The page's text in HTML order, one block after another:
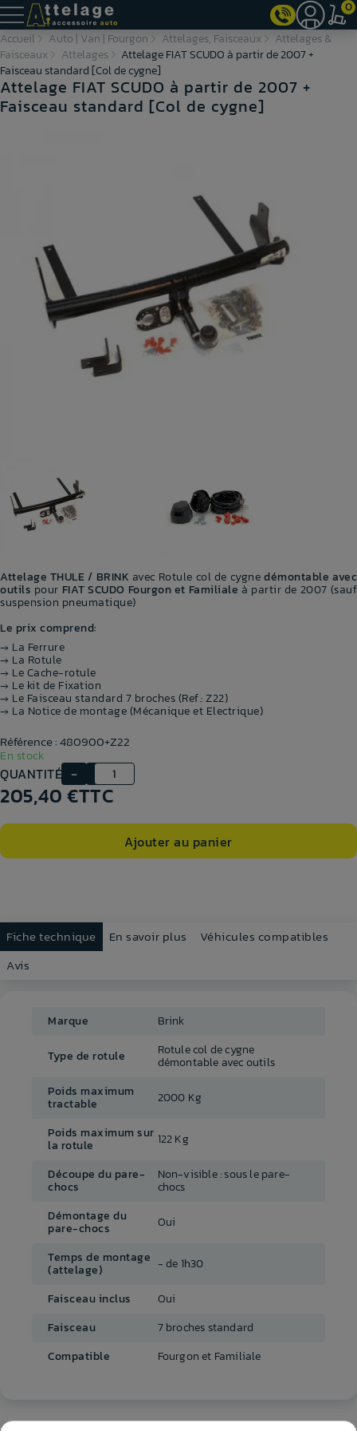
0
Accueil
Auto | Van | Fourgon Attelages, Faisceaux
Attelages &
Faisceaux
Attelages
Attelage FIAT SCUDO à partir de 2007 +
Faisceau standard [Col de cygne]
Attelage FIAT SCUDO à partir de 2007 +
Faisceau standard [Col de cygne]
Attelage THULE / BRINK avec Rotule col de cygnedémontable avec
outils pour FIAT SCUDO Fourgon et Familiale à partir de 2007 (sauf
suspension pneumatique)
Le prix comprend:
→ La Ferrure
→ La Rotule
→ Le Cache-rotule
→ Le kit de Fixation
→ Le Faisceau standard 7 broches (Ref.: Z22)
→ La Notice de montage (Mécanique et Electrique)
QUANTITÉ
En stock
Référence : 480900+Z22
205,40 €TTC
Ajouter au panier
Fiche technique En savoir plus
Véhicules compatibles
Avis
Marque Brink
Type de rotule Rotule col de cygne
démontable avec outils
Poids maximum
tractable 2000 Kg
Poids maximum sur
la rotule 122 Kg
Découpe du pare-
chocs
Non-visible : sous le pare-
chocs
Démontage du
pare-chocs Oui
Temps de montage
(attelage) - de 1h30
Faisceau inclus
Oui
Faisceau
7 broches standard
Compatible
Fourgon et Familiale